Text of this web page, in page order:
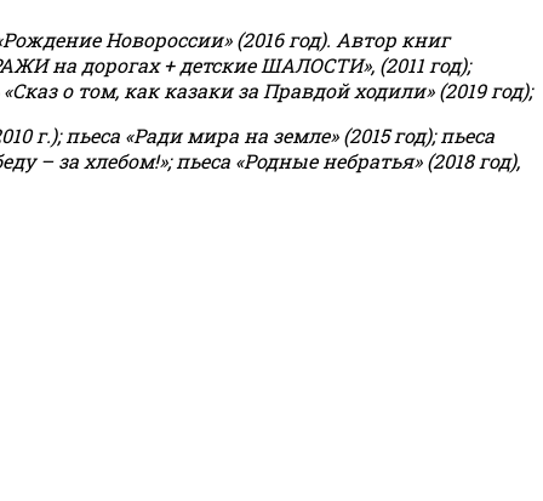
Новороссии» (2016 год). Автор книг
на дорогах + детские ШАЛОСТИ», (2011 год);
о том, как казаки за Правдой ходили» (2019 год);
г.); пьеса «Ради мира на земле» (2015 год); пьеса
– за хлебом!»;пьеса «Родные небратья» (2018 год),